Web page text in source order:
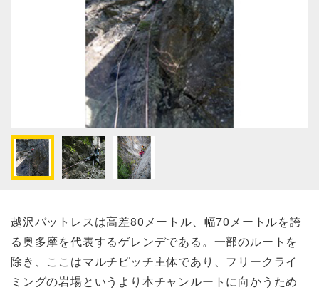
越沢バットレスは高差80メートル、幅70メートルを誇
る奥多摩を代表するゲレンデである。一部のルートを
除き、ここはマルチピッチ主体であり、フリークライ
ミングの岩場というより本チャンルートに向かうため